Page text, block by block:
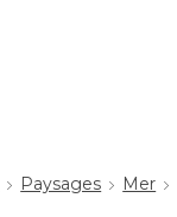
Paysages Mer